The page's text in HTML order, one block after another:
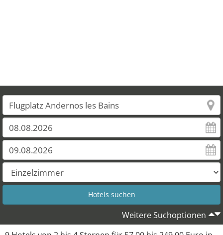
7
8
9
Weitere Suchoptionen